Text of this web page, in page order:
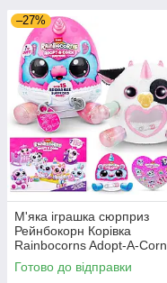
–27%
М'яка іграшка сюрприз
Рейнбокорн Корівка
Rainbocorns Adopt-A-Corn
Surprise Cow (Melly-Moo)
ZURU 92105E
Готово до відправки